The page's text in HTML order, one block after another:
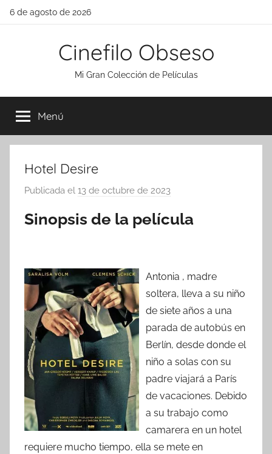
Saltar
6 de agosto de 2026
Cinefilo Obseso
Mi Gran Colección de Películas
Menú
Hotel Desire
Publicada el 13 de octubre de 2023
r
Sinopsis de la película
Antonia , madre
soltera, lleva a su niño
de siete años a una
parada de autobús en
Berlín, desde donde el
niño a solas con su
padre viajará a París
de vacaciones. Debido
a su trabajo como
camarera en un hotel
requiere mucho tiempo, ella se mete en